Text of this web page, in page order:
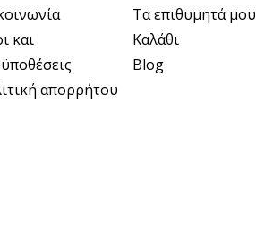
και
απορρήτου
Τα επιθυμητά μου
Καλάθι
Blog